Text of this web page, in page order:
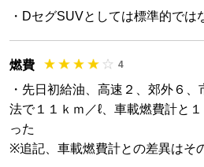
・DセグSUVとしては標準的では
燃費 4
・先日初給油、高速２、郊外６
法で１１ｋｍ／ℓ、車載燃費計と
った
※追記、車載燃費計との差異はそ